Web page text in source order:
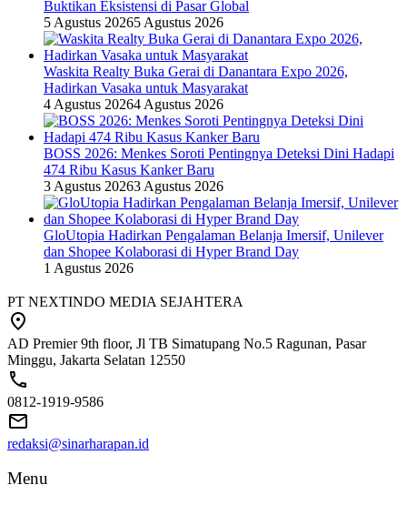
Buktikan Eksistensi di Pasar Global
5 Agustus 20265 Agustus 2026
Waskita Realty Buka Gerai di Danantara Expo 2026,
Hadirkan Vasaka untuk Masyarakat
4 Agustus 20264 Agustus 2026
BOSS 2026: Menkes Soroti Pentingnya Deteksi Dini Hadapi
474 Ribu Kasus Kanker Baru
3 Agustus 20263 Agustus 2026
GloUtopia Hadirkan Pengalaman Belanja Imersif, Unilever
dan Shopee Kolaborasi di Hyper Brand Day
1 Agustus 2026
PT NEXTINDO MEDIA SEJAHTERA
AD Premier 9th floor, Jl TB Simatupang No.5 Ragunan, Pasar
Minggu, Jakarta Selatan 12550
0812-1919-9586
redaksi@sinarharapan.id
Menu